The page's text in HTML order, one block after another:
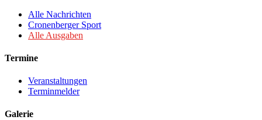
Alle Nachrichten
Cronenberger Sport
Alle Ausgaben
Termine
Veranstaltungen
Terminmelder
Galerie